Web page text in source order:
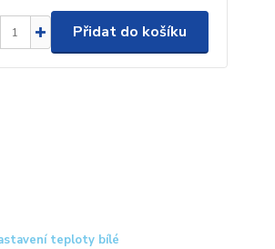
Přidat do košíku
teploty bílé